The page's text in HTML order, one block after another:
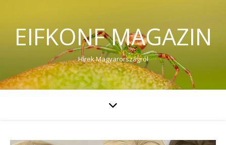
EIFKONF MAGAZIN
Hírek Magyarországról